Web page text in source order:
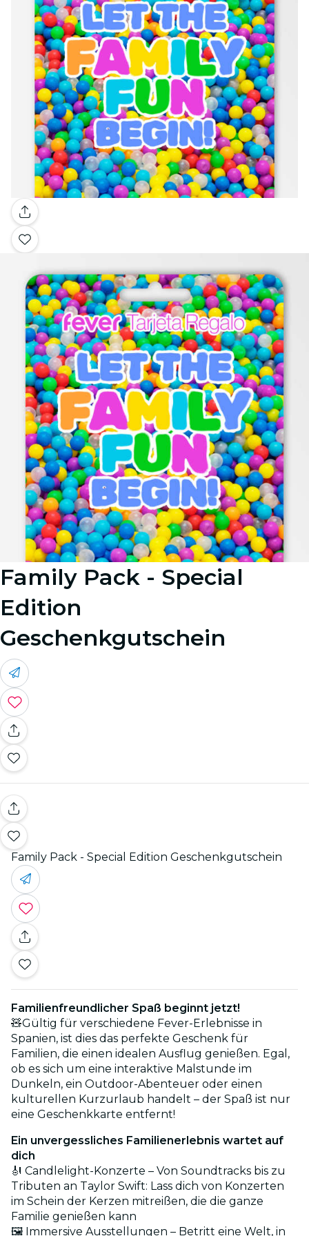
Family Pack - Special
Edition
Geschenkgutschein
Family Pack - Special Edition Geschenkgutschein
Familienfreundlicher Spaß beginnt jetzt!
🧸Gültig für verschiedene Fever-Erlebnisse in
Spanien, ist dies das perfekte Geschenk für
Familien, die einen idealen Ausflug genießen. Egal,
ob es sich um eine interaktive Malstunde im
Dunkeln, ein Outdoor-Abenteuer oder einen
kulturellen Kurzurlaub handelt – der Spaß ist nur
eine Geschenkkarte entfernt!
Ein unvergessliches Familienerlebnis wartet auf
dich
🎻 Candlelight-Konzerte – Von Soundtracks bis zu
Tributen an Taylor Swift: Lass dich von Konzerten
im Schein der Kerzen mitreißen, die die ganze
Familie genießen kann
🖼️ Immersive Ausstellungen – Betritt eine Welt, in